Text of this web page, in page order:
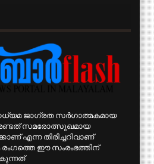
ജാഗ്രത സര്‍ഗാത്മകമായ
സമരോത്സുഖമായ
എന്ന തിരിച്ചറിവാണ്
ഈ സംരംഭത്തിന്